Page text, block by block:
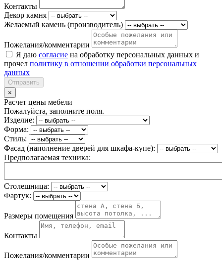
Контакты
Декор камня
Желаемый камень (производитель)
Пожелания/комментарии
Я даю согласие на обработку персональных данных и
прочел политику в отношении обработки персональных
данных
Отправить
×
Расчет цены мебели
Пожалуйста, заполните поля.
Изделие:
Форма:
Стиль:
Фасад (наполнение дверей для шкафа-купе):
Предполагаемая техника:
Столешница:
Фартук:
Размеры помещения
Контакты
Пожелания/комментарии